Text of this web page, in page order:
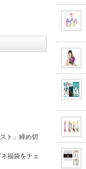
ト」締め切
福袋をチェ